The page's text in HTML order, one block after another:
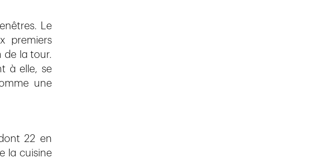
Le
premiers
de la tour.
à elle, se
une
22 en
la cuisine